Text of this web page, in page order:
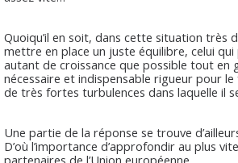
Quoiqu’il en soit, dans cette situation très
mettre en place un juste équilibre, celui
autant de croissance que possible tout en
nécessaire et indispensable rigueur pour
de très fortes turbulences dans laquelle il
Une partie de la réponse se trouve
D’où l’importance d’approfondir au plus
partenaires de l’Union européenne.